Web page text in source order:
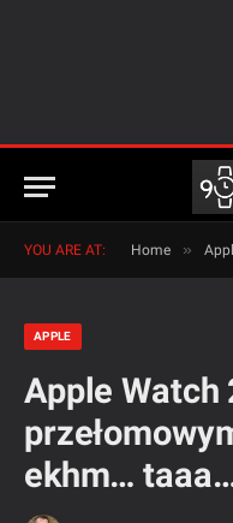
YOU ARE AT: Home »
APPLE
Apple Watch
ekhm…